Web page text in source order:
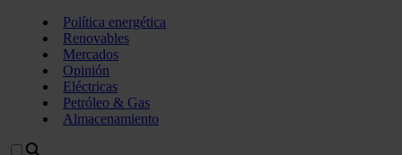
Política energética
Renovables
Mercados
Opinión
Eléctricas
Petróleo & Gas
Almacenamiento